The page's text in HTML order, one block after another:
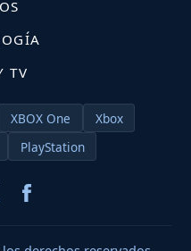
TV
XBOX One
Xbox
PlayStation